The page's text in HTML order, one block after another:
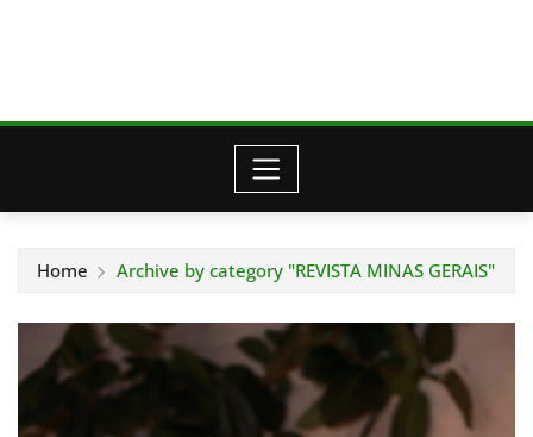
Home Archive by category "REVISTA MINAS GERAIS"